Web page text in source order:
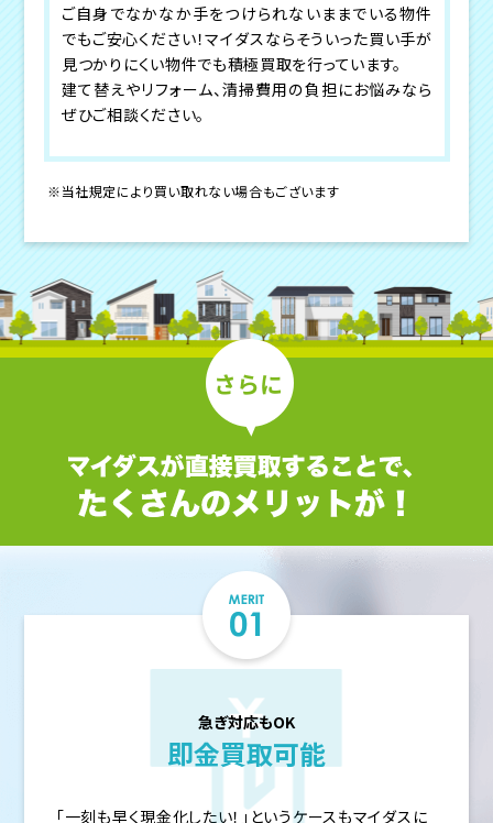
ご自身でなかなか手をつけられないままでいる物件
でもご安心ください！マイダスならそういった買い手が
見つかりにくい物件でも積極買取を行っています。
建て替えやリフォーム、清掃費用の負担にお悩みなら
ぜひご相談ください。
※当社規定により買い取れない場合もございます
急ぎ対応もOK
即金買取可能
「一刻も早く現金化したい！」というケースもマイダスに